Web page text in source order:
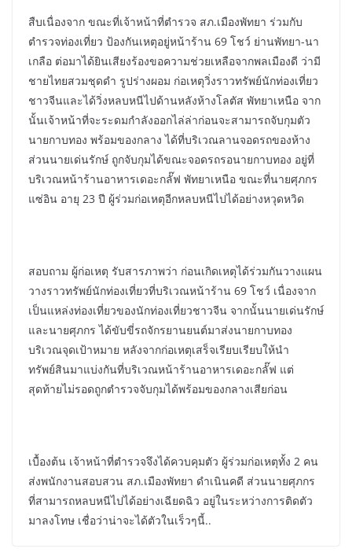
สืบเนื่องจาก ขณะที่เจ้าหน้าที่ตำรวจ สภ.เมืองพัทยา ร่วมกับ
ตำรวจท่องเที่ยว ป้องกันเหตุอยู่หน้าร้าน 69 โชว์ ย่านพัทยา-นา
เกลือ ต่อมาได้ยินเสียงร้องขอความช่วยเหลือจากพลเมืองดี ว่ามี
ชายไทยสวมชุดดำ รูปร่างผอม ก่อเหตุวิ่งราวทรัพย์นักท่องเที่ยว
ชาวจีนและได้วิ่งหลบหนีไปด้านหลังห้างโลตัส พัทยาเหนือ จาก
นั้นเจ้าหน้าที่จะระดมกำลังออกไล่ล่าก่อนจะสามารถจับกุมตัว
นายกาบทอง พร้อมของกลาง ได้ที่บริเวณลานจอดรถของห้าง
ส่วนนายเด่นรักษ์ ถูกจับกุมได้ขณะจอดรถรอนายกาบทอง อยู่ที่
บริเวณหน้าร้านอาหารเดอะกลั๊ฟ พัทยาเหนือ ขณะที่นายศุภกร
แซ่อิน อายุ 23 ปี ผู้ร่วมก่อเหตุอีกหลบหนีไปได้อย่างหวุดหวิด
สอบถาม ผู้ก่อเหตุ รับสารภาพว่า ก่อนเกิดเหตุได้ร่วมกันวางแผน
วางราวทรัพย์นักท่องเที่ยวที่บริเวณหน้าร้าน 69 โชว์ เนื่องจาก
เป็นแหล่งท่องเที่ยวของนักท่องเที่ยวชาวจีน จากนั้นนายเด่นรักษ์
และนายศุภกร ได้ขับขี่รถจักรยานยนต์มาส่งนายกาบทอง
บริเวณจุดเป้าหมาย หลังจากก่อเหตุเสร็จเรียบเรียบให้นำ
ทรัพย์สินมาแบ่งกันที่บริเวณหน้าร้านอาหารเดอะกลั๊ฟ แต่
สุดท้ายไม่รอดถูกตำรวจจับกุมได้พร้อมของกลางเสียก่อน
เบื้องต้น เจ้าหน้าที่ตำรวจจึงได้ควบคุมตัว ผู้ร่วมก่อเหตุทั้ง 2 คน
ส่งพนักงานสอบสวน สภ.เมืองพัทยา ดำเนินคดี ส่วนนายศุภกร
ที่สามารถหลบหนีไปได้อย่างเฉียดฉิว อยู่ในระหว่างการติดตัว
มาลงโทษ เชื่อว่าน่าจะได้ตัวในเร็วๆนี้..